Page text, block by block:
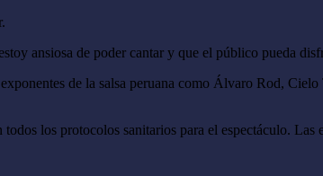
ansiosa de poder cantar y que el público pueda
de la salsa peruana como Álvaro Rod,
los protocolos sanitarios para el espectáculo. Las